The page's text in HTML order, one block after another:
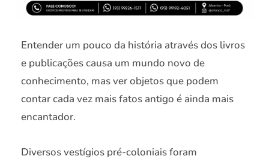
Entender um pouco da história através dos livros
e publicações causa um mundo novo de
conhecimento, mas ver objetos que podem
contar cada vez mais fatos antigo é ainda mais
encantador.
Diversos vestígios pré-coloniais foram